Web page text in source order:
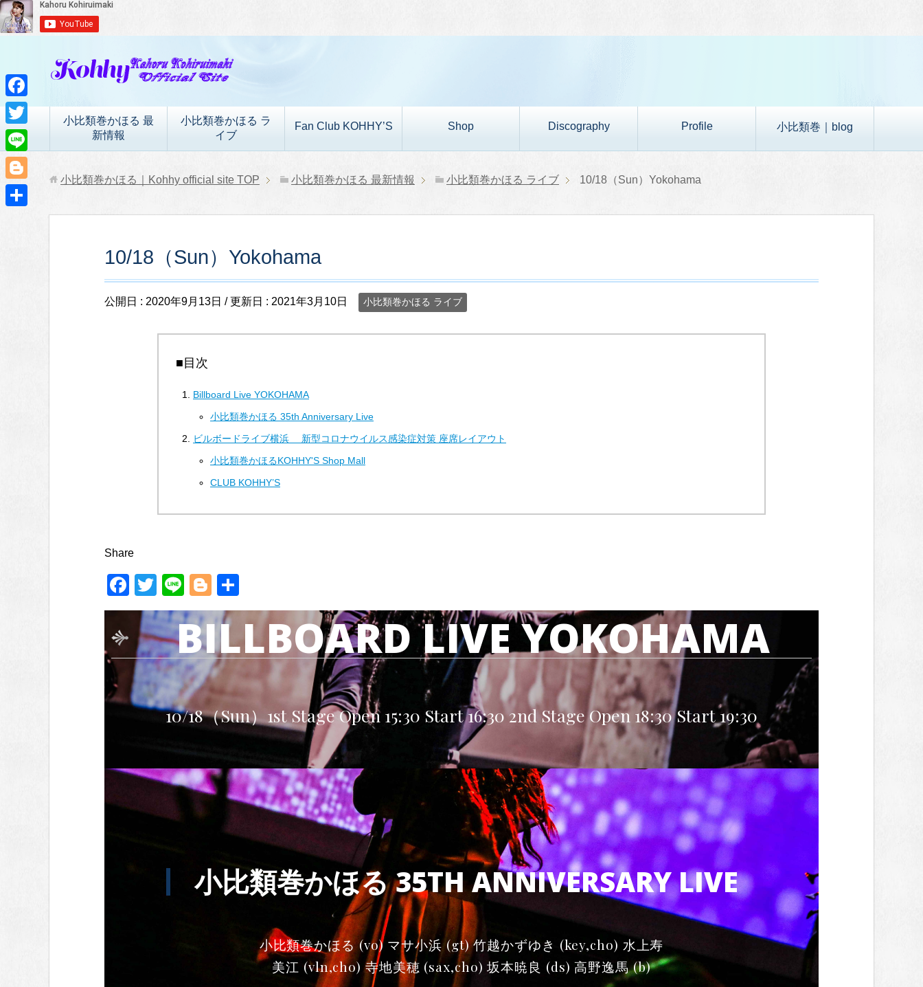
小比類巻かほる 最
新情報
小比類巻かほる ラ
イブ
Fan Club KOHHY’S Shop Discography Profile 小比類巻｜blog
小比類巻かほる｜Kohhy official site TOP 小比類巻かほる 最新情報 小比類巻かほる ライブ 10/18（Sun）Yokohama
10/18（Sun）Yokohama
公開日 : 2020年9月13日 / 更新日 : 2021年3月10日 小比類巻かほる ライブ
■目次
Billboard Live YOKOHAMA
小比類巻かほる 35th Anniversary Live
ビルボードライブ横浜 新型コロナウイルス感染症対策 座席レイアウト
小比類巻かほるKOHHY'S Shop Mall
CLUB KOHHY’S
Share
F
a
c
e
b
o
o
T
wi
tt
er
Li
n
e
Bl
o
g
g
er
有
BILLBOARD LIVE YOKOHAMA
10/18（Sun）1st Stage Open 15:30 Start 16:30 2nd Stage Open 18:30 Start 19:30
小比類巻かほる 35TH ANNIVERSARY LIVE
小比類巻かほる (vo) マサ小浜 (gt) 竹越かずゆき (key,cho) 水上寿
美江 (vln,cho) 寺地美穂 (sax,cho) 坂本暁良 (ds) 高野逸馬 (b)
F
a
c
e
b
T
w
i
L
i
n
B